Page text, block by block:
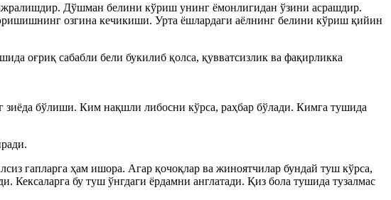
Дўшман белини кўриш унинг ёмонлигидан ўзини асрашдир.
озгина кечикиши. Урта ёшлардаги аёлнинг белини кўриш қийин
оғриқ сабабли бели букилиб қолса, қувватсизлик ва фақирликка
зиёда бўлиши. Ким нақшли либосни кўрса, раҳбар бўлади. Кимга тушида
гапларга ҳам ишора. Агар қочоқлар ва жиноятчилар бундай туш кўрса,
Кексаларга бу туш ўнгдаги ёрдамни англатади. Қиз бола тушида тузалмас